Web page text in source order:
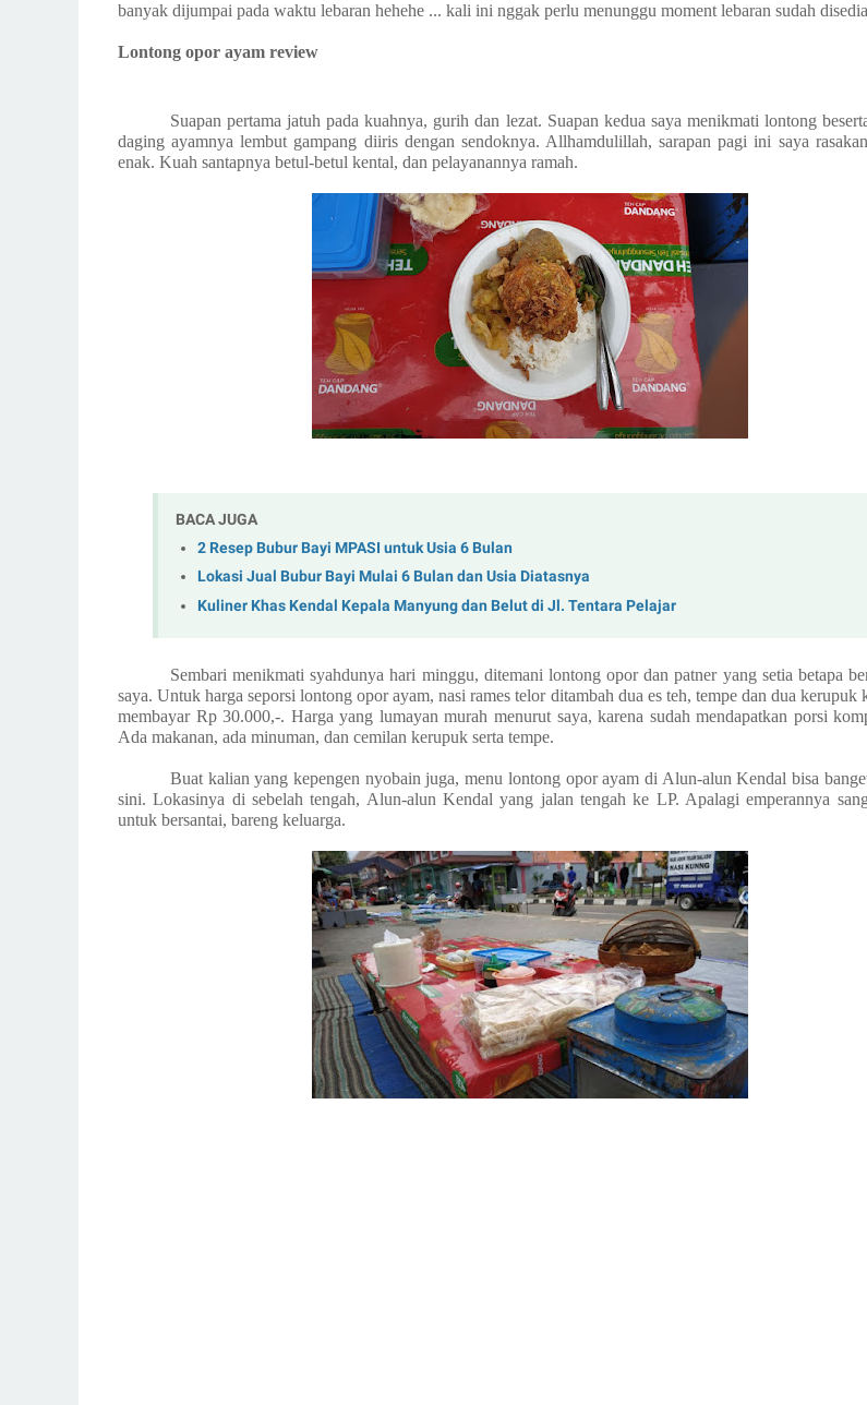
banyak dijumpai pada waktu lebaran hehehe ... kali ini nggak perlu menunggu moment lebaran sudah
Lontong opor ayam review
Suapan pertama jatuh pada kuahnya, gurih dan lezat. Suapan kedua saya menikmati lontong
daging ayamnya lembut gampang diiris dengan sendoknya. Allhamdulillah, sarapan pagi ini saya
enak. Kuah santapnya betul-betul kental, dan pelayanannya ramah.
BACA JUGA
2 Resep Bubur Bayi MPASI untuk Usia 6 Bulan
Lokasi Jual Bubur Bayi Mulai 6 Bulan dan Usia Diatasnya
Kuliner Khas Kendal Kepala Manyung dan Belut di Jl. Tentara Pelajar
Sembari menikmati syahdunya hari minggu, ditemani lontong opor dan patner yang setia betapa
saya. Untuk harga seporsi lontong opor ayam, nasi rames telor ditambah dua es teh, tempe dan dua kerupuk
membayar Rp 30.000,-. Harga yang lumayan murah menurut saya, karena sudah mendapatkan porsi
Ada makanan, ada minuman, dan cemilan kerupuk serta tempe.
Buat kalian yang kepengen nyobain juga, menu lontong opor ayam di Alun-alun Kendal bisa
sini. Lokasinya di sebelah tengah, Alun-alun Kendal yang jalan tengah ke LP. Apalagi emperannya
untuk bersantai, bareng keluarga.